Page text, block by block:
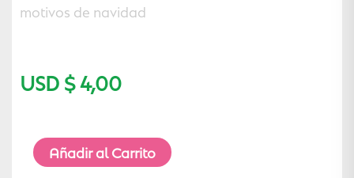
motivos de navidad
USD $4,00
Añadir al Carrito